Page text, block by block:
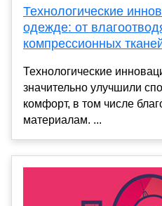
Технологические
одежде: от
компрессионных
Технологические
значительно улучшили
комфорт, в том числе
материалам. ...